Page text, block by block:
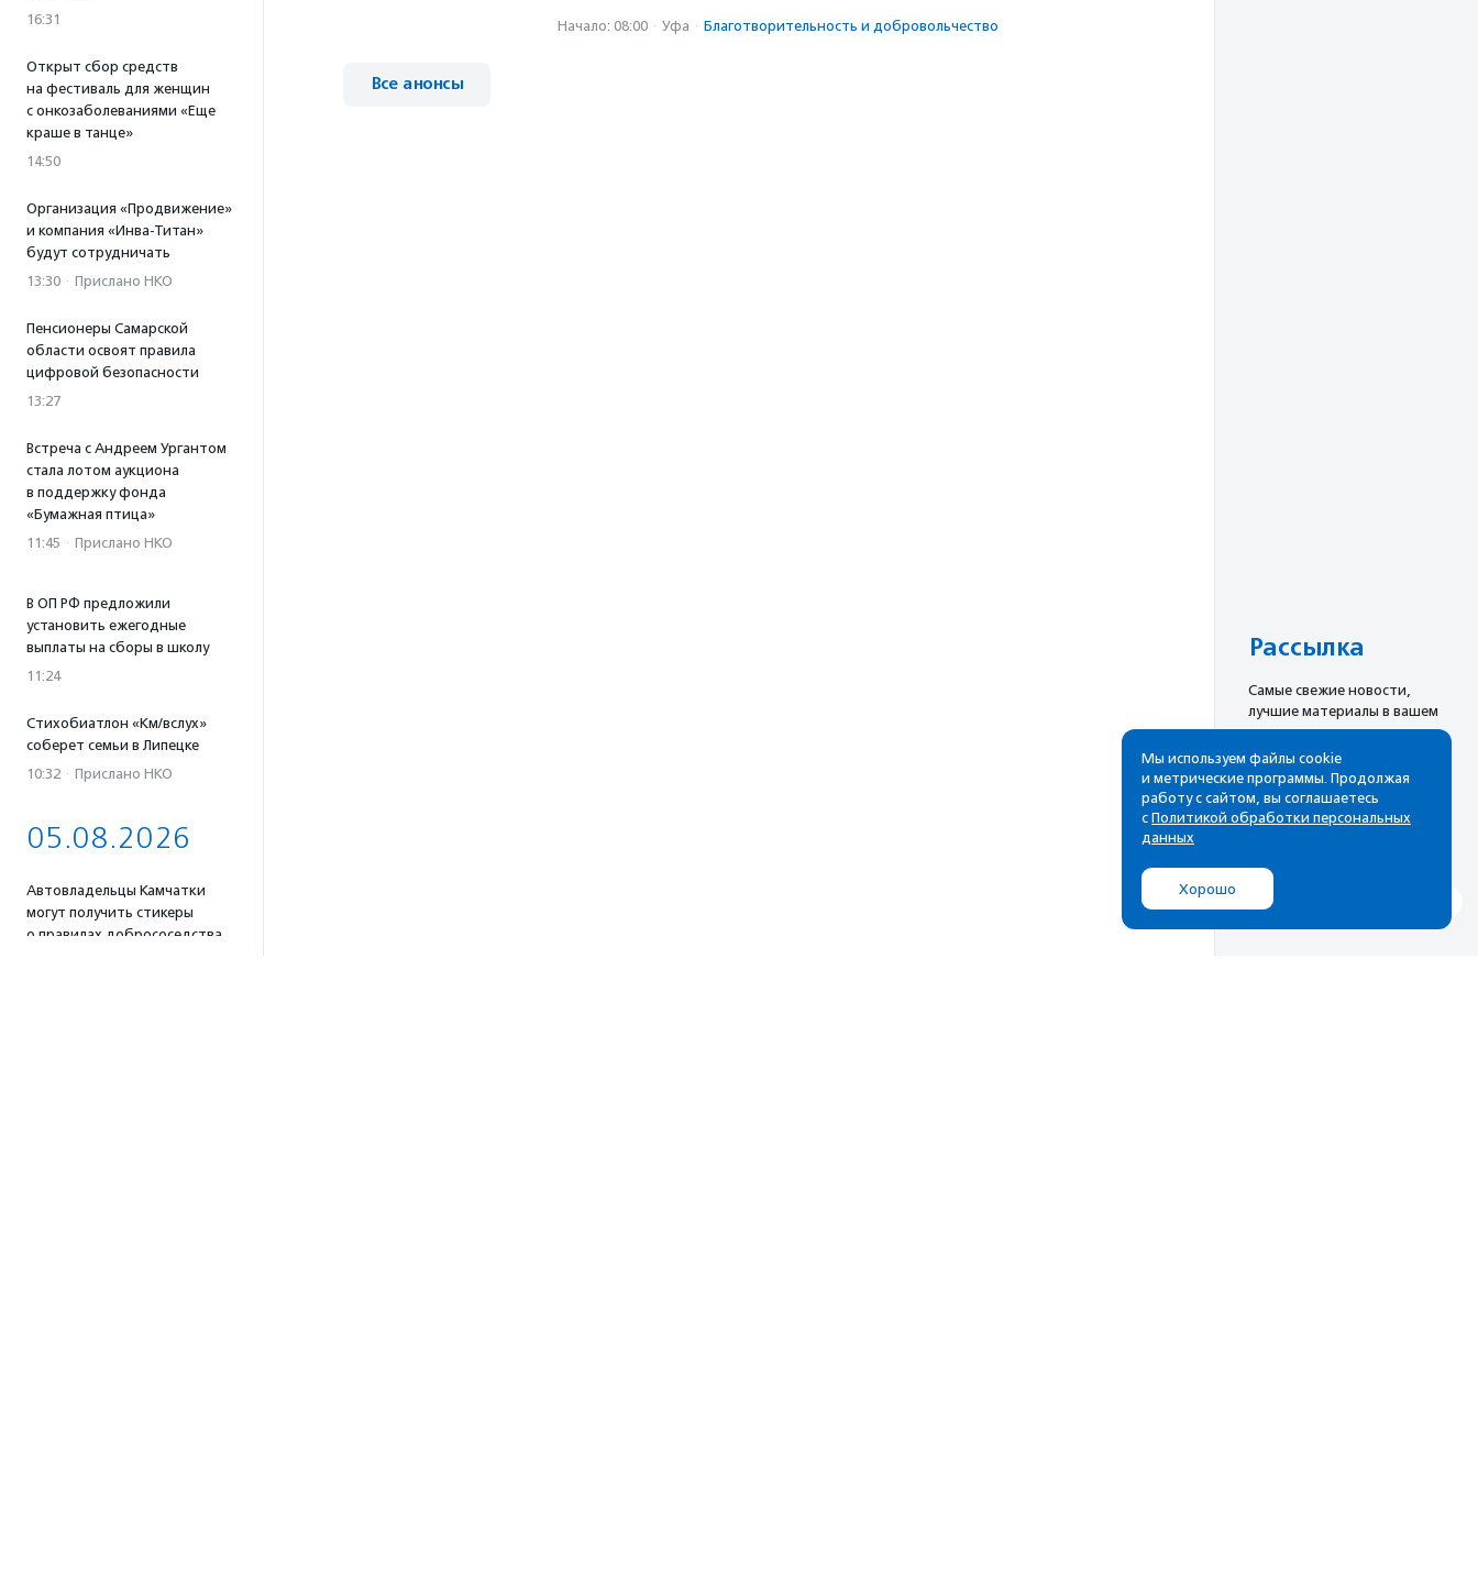
16:31
Открыт сбор средств
на фестиваль для женщин
с онкозаболеваниями «Еще
краше в танце»
14:50
Организация «Продвижение»
и компания «Инва-Титан»
будут сотрудничать
13:30 · Прислано НКО
Пенсионеры Самарской
области освоят правила
цифровой безопасности
13:27
Встреча с Андреем Ургантом
стала лотом аукциона
в поддержку фонда
«Бумажная птица»
11:45 · Прислано НКО
В ОП РФ предложили
установить ежегодные
выплаты на сборы в школу
11:24
Стихобиатлон «Км/вслух»
соберет семьи в Липецке
10:32 · Прислано НКО
05.08.2026
Автовладельцы Камчатки
могут получить стикеры
о правилах добрососедства
Начало: 08:00 · Уфа · Благотвори­тель­ность и доброволь­чест­во
Все анонсы
Рассылка
Cамые свежие новости,
лучшие материалы в вашем
почтовом ящике
Подписаться
Мы используем файлы cookie
и метрические программы. Продолжая
работу с сайтом, вы соглашаетесь
с Политикой обработки персональных
данных
Хорошо